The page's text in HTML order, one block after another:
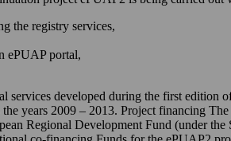
ePUAP-ie,
na ePUAP-ie i w serwisie
pomocą formularzy elektronicznych
przez podmioty publiczne.
the registry services,
ePUAP portal,
developed during the first edition
years 2009 – 2013. Project financing
Regional Development Fund (under